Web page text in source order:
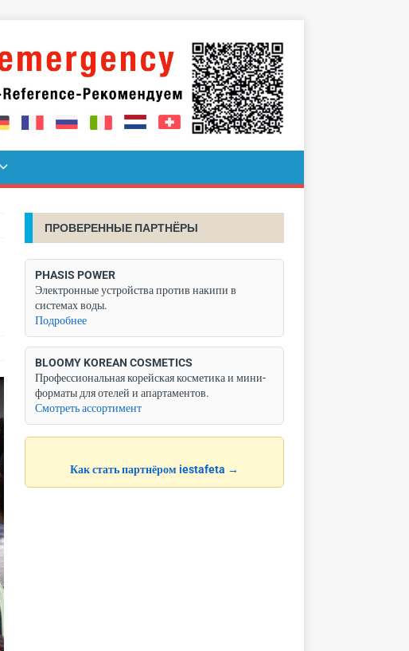
ПРОВЕРЕННЫЕ ПАРТНЁРЫ
PHASIS POWER
Электронные устройства против накипи в
системах воды.
Подробнее
BLOOMY KOREAN COSMETICS
Профессиональная корейская косметика и мини-
форматы для отелей и апартаментов.
Смотреть ассортимент
Как стать партнёром iestafeta →